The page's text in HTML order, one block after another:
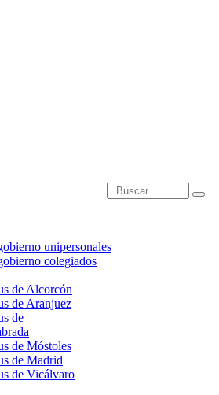
Introduce términos de
unipersonales
colegiados
de Alcorcón
de Aranjuez
de
de Móstoles
de Madrid
de Vicálvaro